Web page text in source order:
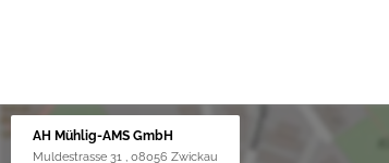
AH Mühlig-AMS GmbH
Muldestrasse 31 , 08056 Zwickau